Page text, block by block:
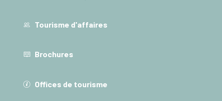
Tourisme d'affaires
Brochures
Offices de tourisme